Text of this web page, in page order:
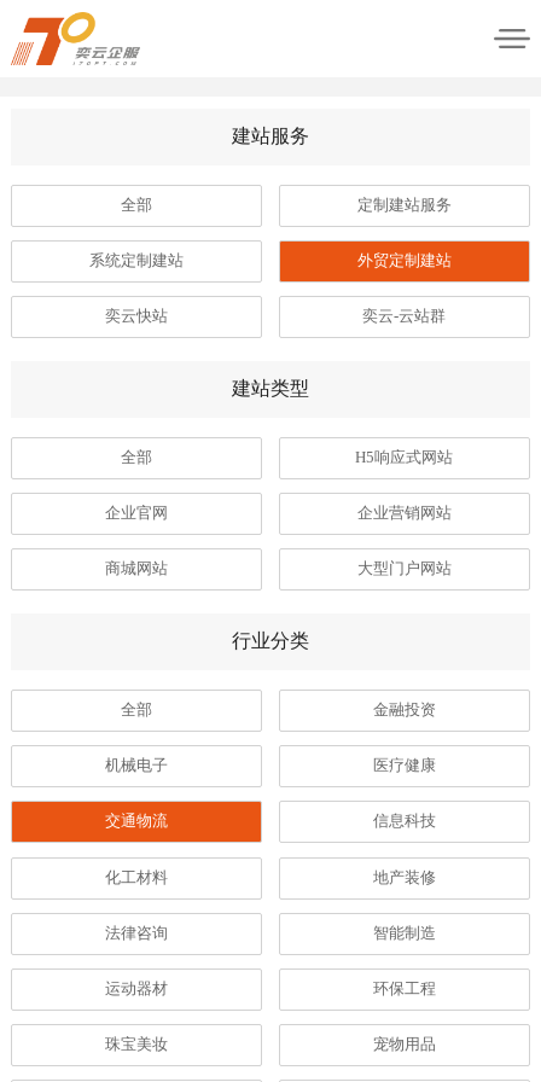
建站服务
全部 定制建站服务
系统定制建站 外贸定制建站
奕云快站 奕云-云站群
建站类型
全部 H5响应式网站
企业官网 企业营销网站
商城网站 大型门户网站
行业分类
全部 金融投资
机械电子 医疗健康
交通物流 信息科技
化工材料 地产装修
法律咨询 智能制造
运动器材 环保工程
珠宝美妆 宠物用品